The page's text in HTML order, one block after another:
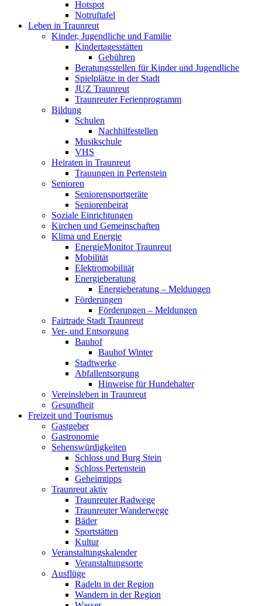
Hotspot
Notruftafel
Leben in Traunreut
Kinder, Jugendliche und Familie
Kindertagesstätten
Gebühren
Beratungsstellen für Kinder und Jugendliche
Spielplätze in der Stadt
JUZ Traunreut
Traunreuter Ferienprogramm
Bildung
Schulen
Nachhilfestellen
Musikschule
VHS
Heiraten in Traunreut
Trauungen in Pertenstein
Senioren
Seniorensportgeräte
Seniorenbeirat
Soziale Einrichtungen
Kirchen und Gemeinschaften
Klima und Energie
EnergieMonitor Traunreut
Mobilität
Elektromobilität
Energieberatung
Energieberatung – Meldungen
Förderungen
Förderungen – Meldungen
Fairtrade Stadt Traunreut
Ver- und Entsorgung
Bauhof
Bauhof Winter
Stadtwerke
Abfallentsorgung
Hinweise für Hundehalter
Vereinsleben in Traunreut
Gesundheit
Freizeit und Tourismus
Gastgeber
Gastronomie
Sehenswürdigkeiten
Schloss und Burg Stein
Schloss Pertenstein
Geheimtipps
Traunreut aktiv
Traunreuter Radwege
Traunreuter Wanderwege
Bäder
Sportstätten
Kultur
Veranstaltungskalender
Veranstaltungsorte
Ausflüge
Radeln in der Region
Wandern in der Region